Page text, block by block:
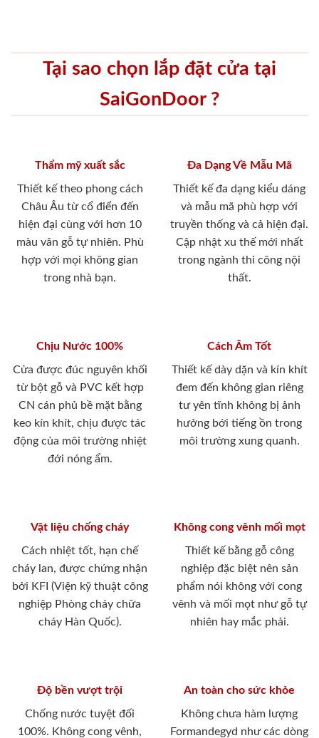
Tại sao chọn lắp đặt cửa tại
SaiGonDoor ?
Thẩm mỹ xuất sắc
Thiết kế theo phong cách
Châu Âu từ cổ điển đến
hiện đại cùng với hơn 10
màu vân gỗ tự nhiên. Phù
hợp với mọi không gian
trong nhà bạn.
Đa Dạng Về Mẫu Mã
Thiết kế đa dạng kiểu dáng
và mẫu mã phù hợp với
truyền thống và cả hiện đại.
Cập nhật xu thế mới nhất
trong ngành thi công nội
thất.
Chịu Nước 100%
Cửa được đúc nguyên khối
từ bột gỗ và PVC kết hợp
CN cán phủ bề mặt bằng
keo kín khít, chịu được tác
động của môi trường nhiệt
đới nóng ẩm.
Cách Âm Tốt
Thiết kế dày dặn và kín khít
đem đến không gian riêng
tư yên tĩnh không bị ảnh
hưởng bới tiếng ồn trong
môi trường xung quanh.
Vật liệu chống cháy
Cách nhiệt tốt, hạn chế
cháy lan, được chứng nhận
bởi KFI (Viện kỹ thuật công
nghiệp Phòng cháy chữa
cháy Hàn Quốc).
Không cong vênh mối mọt
Thiết kế bằng gỗ công
nghiệp đặc biệt nên sản
phẩm nói không với cong
vênh và mối mọt như gỗ tự
nhiên hay mắc phải.
Độ bền vượt trội
Chống nước tuyệt đối
100%. Không cong vênh,
An toàn cho sức khỏe
Không chưa hàm lượng
Formandegyd như các dòng